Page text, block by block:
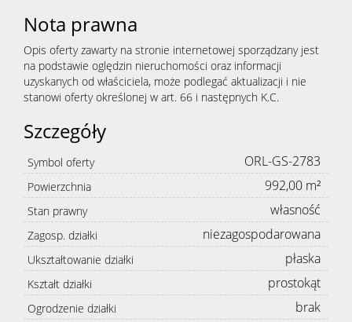
Nota prawna
Opis oferty zawarty na stronie internetowej sporządzany jest
na podstawie oględzin nieruchomości oraz informacji
uzyskanych od właściciela, może podlegać aktualizacji i nie
stanowi oferty określonej w art. 66 i następnych K.C.
Szczegóły
Symbol oferty ORL-GS-2783
Powierzchnia 992,00 m²
Stan prawny własność
Zagosp. działki niezagospodarowana
Ukształtowanie działki płaska
Kształt działki prostokąt
Ogrodzenie działki brak